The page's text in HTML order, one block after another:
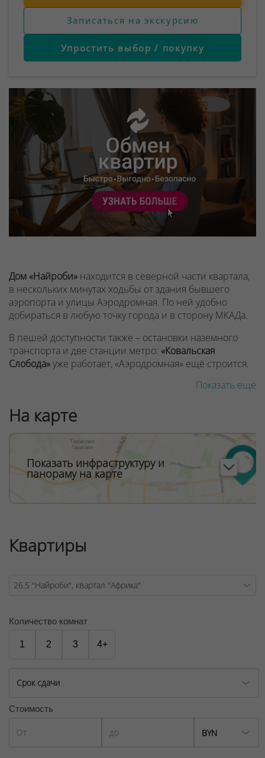
Записаться на экскурсию
Упростить выбор / покупку
Дом «Найроби» находится в северной части квартала,
в нескольких минутах ходьбы от здания бывшего
аэропорта и улицы Аэродромная. По ней удобно
добираться в любую точку города и в сторону МКАДа.
В пешей доступности также – остановки наземного
транспорта и две станции метро: «Ковальская
Слобода»уже работает, «Аэродромная» ещё строится.
В соседних кварталах появятся школы и детские сады,
торговый центр с паркингом и Деловой квартал МФЦ.
Через дорогу от квартала «Африка» запроектирован
шикарный парк с фонтанами, игровыми и
спортивными площадками, зонами отдыха и выгула
домашних животных.
Новостройка «Найроби» возвышается на 18 этажей.
т 30 до 65 м²,
свободные планировки, комфортные лифты, один из
которых – панорамный, а также дизайнерские лобби
04.09.2025
Показать еще
На карте
Показать инфраструктуру и
панораму на карте
Квартиры
Количество комнат
1 2 3 4+
Срок сдачи
Стоимость
BYN